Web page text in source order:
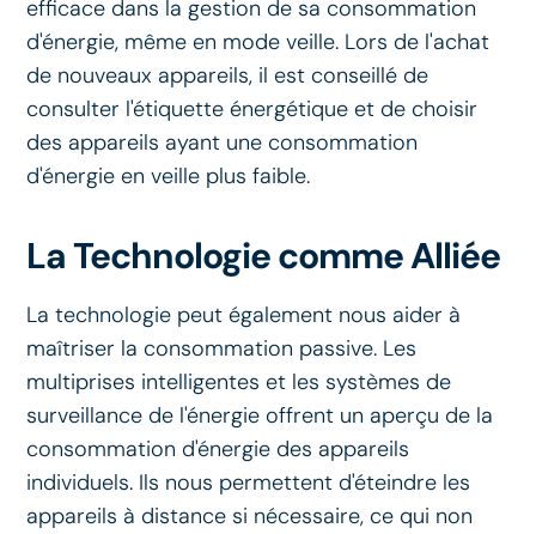
efficace dans la gestion de sa consommation
d'énergie, même en mode veille. Lors de l'achat
de nouveaux appareils, il est conseillé de
consulter l'étiquette énergétique et de choisir
des appareils ayant une consommation
d'énergie en veille plus faible.
La Technologie comme Alliée
La technologie peut également nous aider à
maîtriser la consommation passive. Les
multiprises intelligentes et les systèmes de
surveillance de l'énergie offrent un aperçu de la
consommation d'énergie des appareils
individuels. Ils nous permettent d'éteindre les
appareils à distance si nécessaire, ce qui non